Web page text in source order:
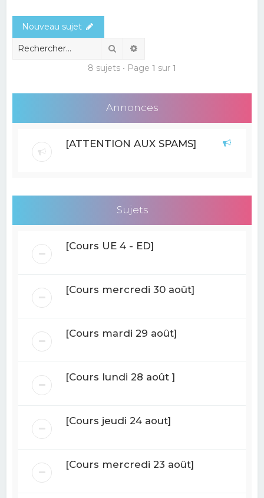
r
Nouveau sujet
Rechercher
8 sujets • Page 1 sur 1
Annonces
[ATTENTION AUX SPAMS]
Sujets
[Cours UE 4 - ED]
[Cours mercredi 30 août]
[Cours mardi 29 août]
[Cours lundi 28 août ]
[Cours jeudi 24 aout]
[Cours mercredi 23 août]